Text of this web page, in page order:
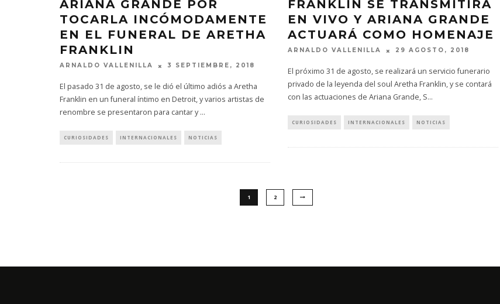
ARIANA GRANDE POR
TOCARLA INCÓMODAMENTE
EN EL FUNERAL DE ARETHA
FRANKLIN
ARNALDO VALLENILLA 3 SEPTIEMBRE, 2018
El pasado 31 de agosto, se le dió el último adiós a Aretha
Franklin en un funeral íntimo en Detroit, y varios artistas de
renombre se presentaron para cantar y...
CURIOSIDADES INTERNACIONALES NOTICIAS
FRANKLIN SE TRANSMITIRÁ
EN VIVO Y ARIANA GRANDE
ACTUARÁ COMO HOMENAJE
ARNALDO VALLENILLA 29 AGOSTO, 2018
El próximo 31 de agosto, se realizará un servicio funerario
privado de la leyenda del soul Aretha Franklin, y se contará
con las actuaciones de Ariana Grande, S...
CURIOSIDADES INTERNACIONALES NOTICIAS
1 2